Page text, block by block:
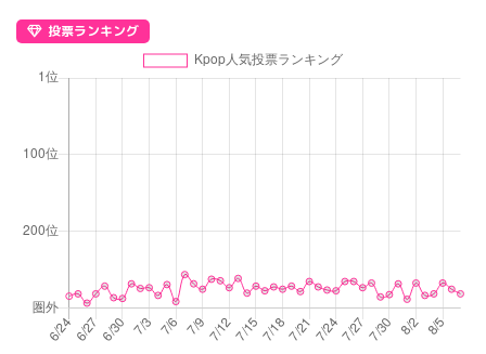
投票ランキング